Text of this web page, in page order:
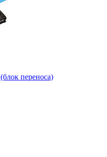
переноса)